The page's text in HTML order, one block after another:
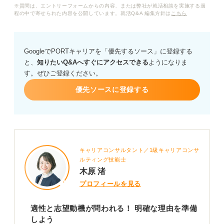
ことを調べておけば良いかなどについてもお聞きしたい
※質問は、エントリーフォームからの内容、または弊社が就活相談を実施する過
程の中で寄せられた内容を公開しています。就活Q&A 編集方針は こちら
GoogleでPORTキャリアを「優先するソース」に登録する
と、 知りたいQ&Aへすぐにアクセスできるようになりま
す。ぜひご登録ください。
優先ソースに登録する
キャリアコンサルタント／1級キャリアコンサ
ルティング技能士
木原 渚
プロフィールを見る
適性と志望動機が問われる！ 明確な理由を準備
しよう